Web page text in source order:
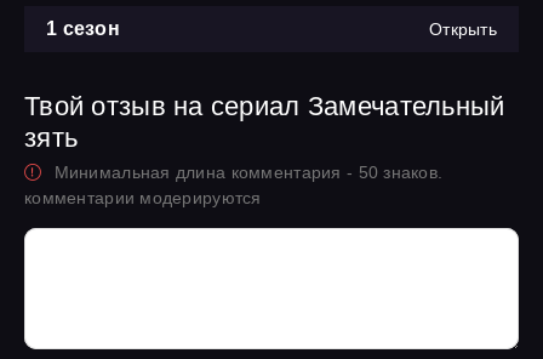
1 сезон Открыть
Твой отзыв на сериал Замечательный
зять
Минимальная длина комментария - 50 знаков.
комментарии модерируются